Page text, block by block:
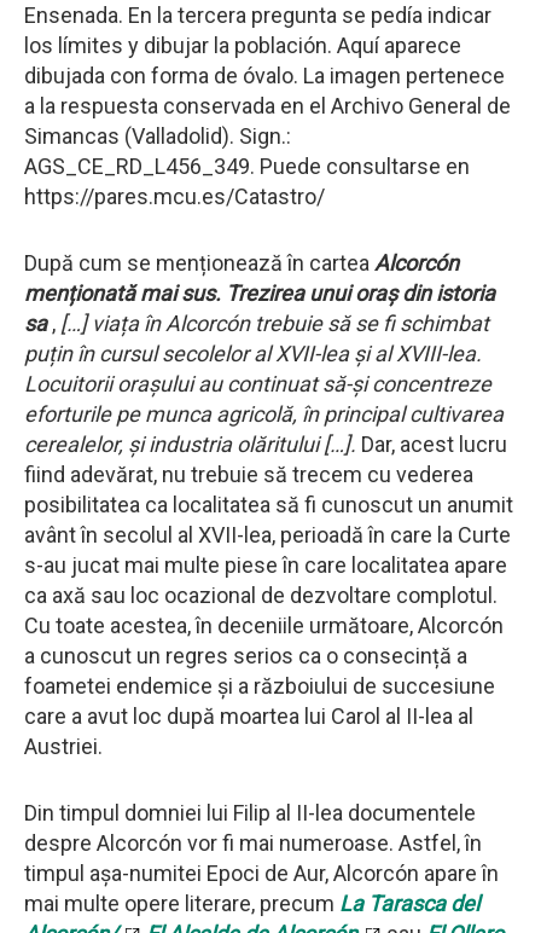
Ensenada. En la tercera pregunta se pedía indicar
los límites y dibujar la población. Aquí aparece
dibujada con forma de óvalo. La imagen pertenece
a la respuesta conservada en el Archivo General de
Simancas (Valladolid). Sign.:
AGS_CE_RD_L456_349. Puede consultarse en
https://pares.mcu.es/Catastro/
După cum se menționează în cartea Alcorcón
menționată mai sus. Trezirea unui oraș din istoria
sa, […] viața în Alcorcón trebuie să se fi schimbat
puțin în cursul secolelor al XVII-lea și al XVIII-lea.
Locuitorii orașului au continuat să-și concentreze
eforturile pe munca agricolă, în principal cultivarea
cerealelor, și industria olăritului […]. Dar, acest lucru
fiind adevărat, nu trebuie să trecem cu vederea
posibilitatea ca localitatea să fi cunoscut un anumit
avânt în secolul al XVII-lea, perioadă în care la Curte
s-au jucat mai multe piese în care localitatea apare
ca axă sau loc ocazional de dezvoltare complotul.
Cu toate acestea, în deceniile următoare, Alcorcón
a cunoscut un regres serios ca o consecință a
foametei endemice și a războiului de succesiune
care a avut loc după moartea lui Carol al II-lea al
Austriei.
Din timpul domniei lui Filip al II-lea documentele
despre Alcorcón vor fi mai numeroase. Astfel, în
timpul așa-numitei Epoci de Aur, Alcorcón apare în
mai multe opere literare, precum La Tarasca del